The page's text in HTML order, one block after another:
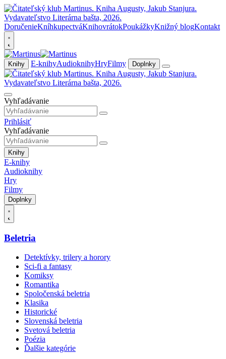
DoručenieKníhkupectváKnihovrátokPoukážkyKnižný blogKontakt
Knihy E-knihyAudioknihyHryFilmy Doplnky
Vyhľadávanie
Prihlásiť
Vyhľadávanie
Knihy
E-knihy
Audioknihy
Hry
Filmy
Doplnky
Beletria
Detektívky, trilery a horory
Sci-fi a fantasy
Komiksy
Romantika
Spoločenská beletria
Klasika
Historické
Slovenská beletria
Svetová beletria
Poézia
Ďalšie kategórie